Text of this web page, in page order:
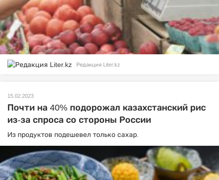
Редакция Liter.kz
15.02.2023
Почти на 40% подорожал казахстанский рис
из-за спроса со стороны России
Из продуктов подешевел только сахар.